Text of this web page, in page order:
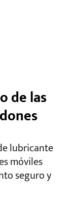
de las
lubricante
móviles
seguro y